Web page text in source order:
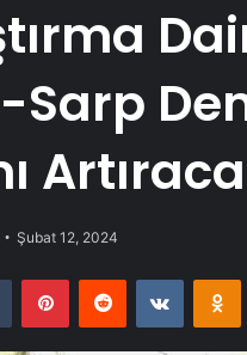
Sarp
Şubat 12, 2024
Tumblr PinterestReddit